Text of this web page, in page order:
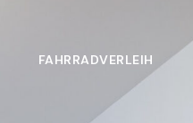
FAHRRADVERLEIH